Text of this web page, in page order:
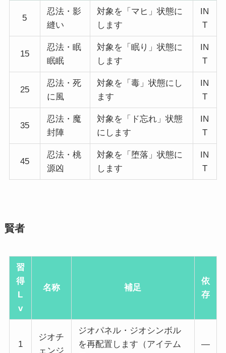
5
忍法・影
縫い
対象を「マヒ」状態に
します
IN
T
15
忍法・眠
眠眠
対象を「眠り」状態に
します
IN
T
25
忍法・死
に風
対象を「毒」状態にし
ます
IN
T
35
忍法・魔
封陣
対象を「ド忘れ」状態
にします
IN
T
45
忍法・桃
源凶
対象を「堕落」状態に
します
IN
T
賢者
習
得
L
v
名称 補足
依
存
1
ジオチ
ェンジ
ジオパネル・ジオシンボル
を再配置します（アイテム
―